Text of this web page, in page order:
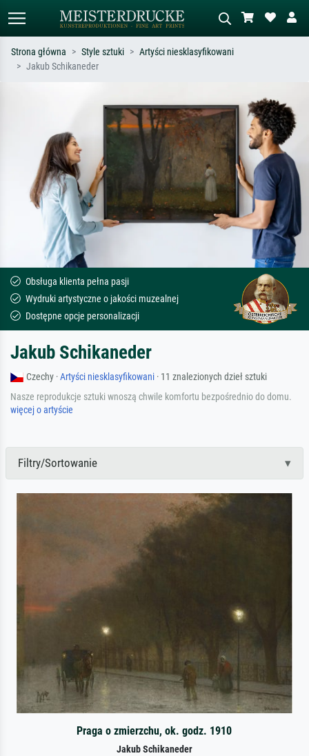
Monet, Gwiaździsta noc,
impresjonizm, fala Hokusaia, akt.
Opisz scenę – np. zielona łąka,
abstrakcja z czerwienią, ciemny olej,
stojący akt obok drzewa.
Strona główna Style sztuki
Artyści niesklasyfikowani
Jakub Schikaneder
Obsługa klienta pełna pasji
Wydruki artystyczne o jakości muzealnej
Dostępne opcje personalizacji
Jakub Schikaneder
Czechy ·Artyści niesklasyfikowani · 11 znalezionych dzieł sztuki
Nasze reprodukcje sztuki wnoszą chwile komfortu bezpośrednio do domu.
więcej o artyście
Filtry/Sortowanie
Praga o zmierzchu, ok. godz. 1910
Jakub Schikaneder